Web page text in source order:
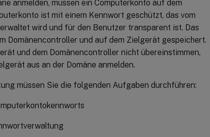
anmelden, müssen ein Computerkonto auf dem
ist mit einem Kennwort geschützt, das vom
wird und für den Benutzer transparent ist. Das
Domänencontroller und auf dem Zielgerät gespeichert.
und dem Domänencontroller nicht übereinstimmen,
aus an der Domäne anmelden.
müssen Sie die folgenden Aufgaben durchführen: